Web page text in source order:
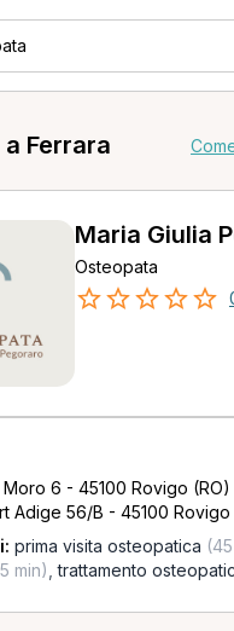
Ferrara
Maria Giulia
Osteopata
6 - 45100 Rovigo (RO)
Adige 56/B - 45100 Rovigo
prima visita osteopatica
min) ,trattamento